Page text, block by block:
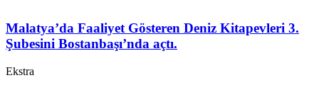
Malatya’da Faaliyet Gösteren Deniz Kitapevleri 3.
Şubesini Bostanbaşı’nda açtı.
Ekstra